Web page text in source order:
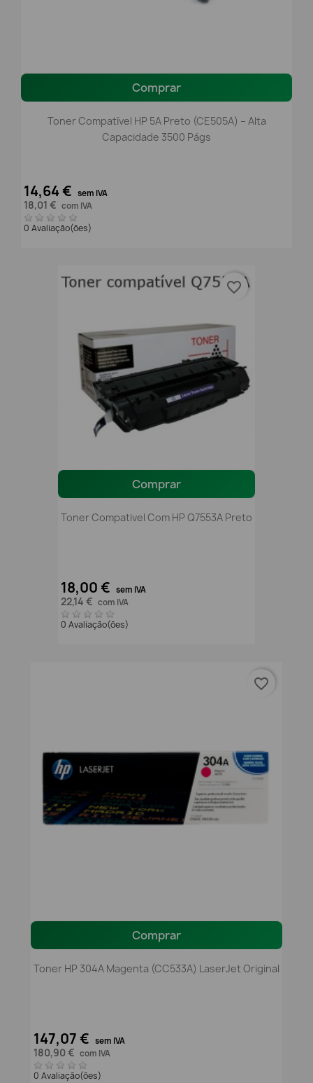
Comprar
Toner Compatível HP 5A Preto (CE505A) – Alta
Capacidade 3500 Págs
14,64 € sem IVA
18,01 € com IVA
0 Avaliação(ões)
Comprar
Toner Compativel Com HP Q7553A Preto
18,00 € sem IVA
22,14 € com IVA
0 Avaliação(ões)
favorite_border
Comprar
Toner HP 304A Magenta (CC533A) LaserJet Original
147,07 € sem IVA
180,90 € com IVA
0 Avaliação(ões)
favorite_border